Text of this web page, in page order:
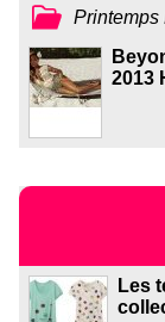
Printemps
2013
Les